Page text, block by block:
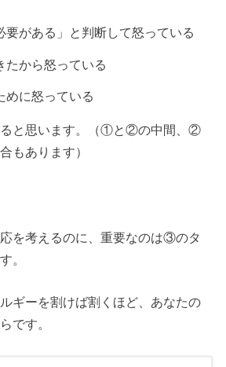
要がある」と判断して怒っている
たから怒っている
めに怒っている
ると思います。（①と②の中間、②
もあります）
を考えるのに、重要なのは③のタ
。
ギーを割けば割くほど、あなたの
です。